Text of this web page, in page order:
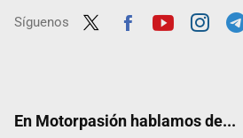
Síguenos
En Motorpasión hablamos de...